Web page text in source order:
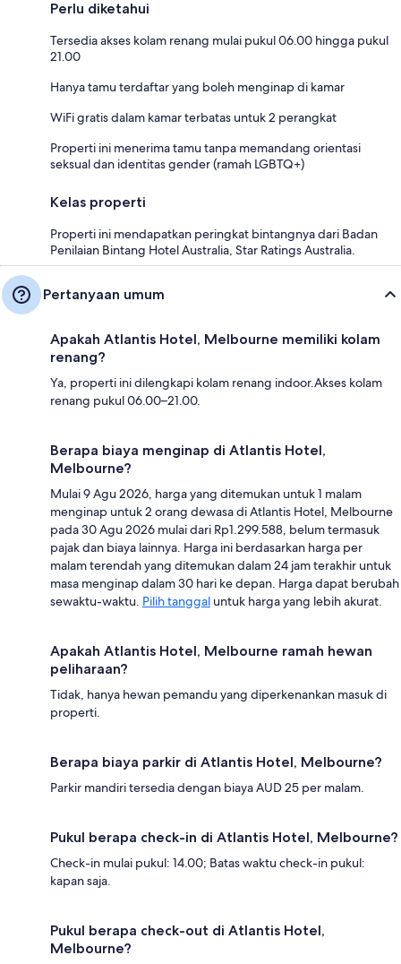
Perlu diketahui
Tersedia akses kolam renang mulai pukul 06.00 hingga pukul
21.00
Hanya tamu terdaftar yang boleh menginap di kamar
WiFi gratis dalam kamar terbatas untuk 2 perangkat
Properti ini menerima tamu tanpa memandang orientasi
seksual dan identitas gender (ramah LGBTQ+)
Kelas properti
Properti ini mendapatkan peringkat bintangnya dari Badan
Penilaian Bintang Hotel Australia, Star Ratings Australia.
Pertanyaan umum
Apakah Atlantis Hotel, Melbourne memiliki kolam
renang?
Ya, properti ini dilengkapi kolam renang indoor.Akses kolam
renang pukul 06.00–21.00.
Berapa biaya menginap di Atlantis Hotel,
Melbourne?
Mulai 9 Agu 2026, harga yang ditemukan untuk 1 malam
menginap untuk 2 orang dewasa di Atlantis Hotel, Melbourne
pada 30 Agu 2026 mulai dari Rp1.299.588, belum termasuk
pajak dan biaya lainnya. Harga ini berdasarkan harga per
malam terendah yang ditemukan dalam 24 jam terakhir untuk
masa menginap dalam 30 hari ke depan. Harga dapat berubah
sewaktu-waktu. Pilih tanggal untuk harga yang lebih akurat.
Apakah Atlantis Hotel, Melbourne ramah hewan
peliharaan?
Tidak, hanya hewan pemandu yang diperkenankan masuk di
properti.
Berapa biaya parkir di Atlantis Hotel, Melbourne?
Parkir mandiri tersedia dengan biaya AUD 25 per malam.
Pukul berapa check-in di Atlantis Hotel, Melbourne?
Check-in mulai pukul: 14.00; Batas waktu check-in pukul:
kapan saja.
Pukul berapa check-out di Atlantis Hotel,
Melbourne?